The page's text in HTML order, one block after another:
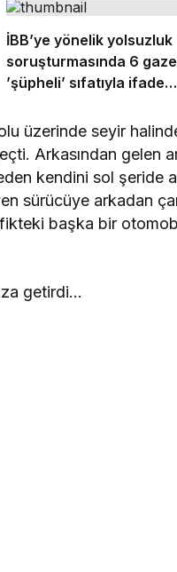
İBB’ye yönelik yolsuzluk
soruşturmasında 6
’şüpheli’ sıfatıyla ifade
üzerinde seyir
Arkasından gelen
kendini sol şeride
sürücüye arkadan
başka bir